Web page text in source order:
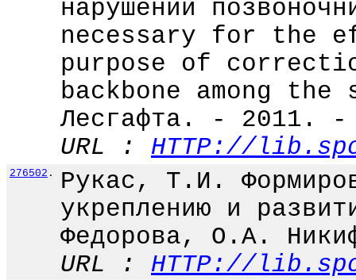
нарушений
necessary for the
purpose of
backbone among
Лесгафта. -
URL : HTTP://
276502 .
Рукас, Т.И.
укреплению и
Федорова, О.А.
URL : HTTP://